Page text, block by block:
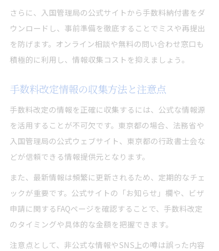
さらに、入国管理局の公式サイトから手数料納付書をダ
ウンロードし、事前準備を徹底することでミスや再提出
を防げます。オンライン相談や無料の問い合わせ窓口も
積極的に利用し、情報収集コストを抑えましょう。
手数料改定情報の収集方法と注意点
手数料改定の情報を正確に収集するには、公式な情報源
を活用することが不可欠です。東京都の場合、法務省や
入国管理局の公式ウェブサイト、東京都の行政書士会な
どが信頼できる情報提供元となります。
また、最新情報は頻繁に更新されるため、定期的なチェ
ックが重要です。公式サイトの「お知らせ」欄や、ビザ
申請に関するFAQページを確認することで、手数料改定
のタイミングや具体的な金額を把握できます。
注意点として、非公式な情報やSNS上の噂は誤った内容